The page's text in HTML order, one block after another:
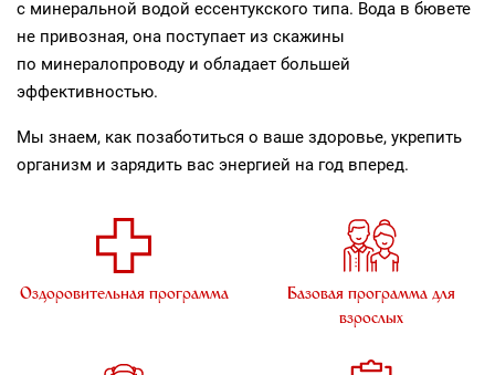
с минеральной водой ессентукского типа. Вода в бювете
не привозная, она поступает из скажины
по минералопроводу и обладает большей
эффективностью.
Мы знаем, как позаботиться о ваше здоровье, укрепить
организм и зарядить вас энергией на год вперед.
Оздоровительная программа
Базовая программа для
взрослых